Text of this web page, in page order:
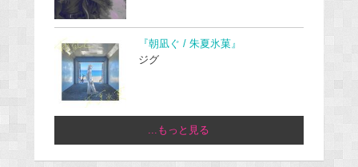
『朝凪ぐ / 朱夏氷菓』
ジグ
...もっと見る